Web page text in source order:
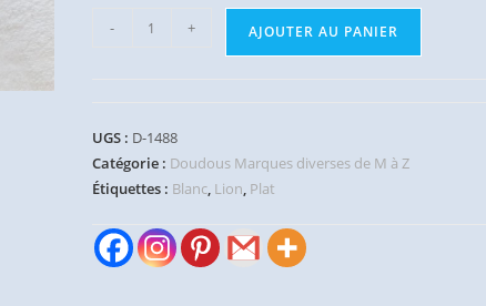
quantité
Lion
blanc
marron
Mon
Premier
- + AJOUTER AU PANIER
UGS : D-1488
Catégorie : Doudous Marques diverses de M à Z
Étiquettes : Blanc, Lion, Plat